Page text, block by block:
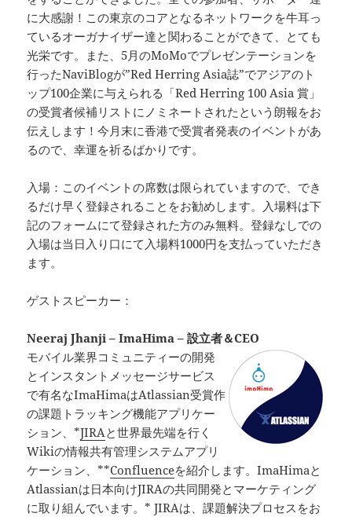
に大感謝！この東京のコアとなるネットワークを牛耳っ
ているオーガナイザー達と関わることができて、とても
光栄です。また、5月のMoMoでプレゼンテーションを
行ったNaviBlogが”Red Herring Asia誌”でアジアのト
ップ100企業に与えられる「Red Herring 100 Asia 賞」
の受賞者候補リストにノミネートされたという朗報をお
伝えします！今月末に香港で受賞者発表のイベントがあ
るので、幸運を祈るばかりです。
入場：このイベントの席数は限られていますので、でき
るだけ早く登録されることをお勧めします。入場料は下
記のフォームにて登録された方のみ無料。登録なしでの
入場は当日入り口にて入場料1000円を支払っていただき
ます。
ゲストスピーカー：
Neeraj Jhanji – ImaHima – 設立者＆CEO
モバイル業界コミュニティーの開発
とインスタントメッセージサービス
で有名なImaHimaはAtlassian受賞作
の課題トラッキング機能アプリケー
ション、*JIRAと世界最先端を行く
Wikiの情報共有管理システムアプリ
ケーション、**Confluenceを紹介します。ImaHimaと
Atlassianは日本向けJIRAの共同開発とマーケティング
に取り組んでいます。* JIRAは、課題解決プロセスをお